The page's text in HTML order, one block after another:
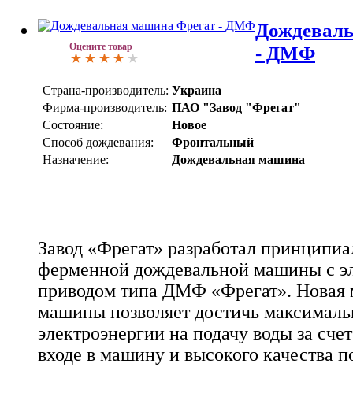
Оцените товар
- ДМФ
Страна-производитель: Украина
Фирма-производитель: ПАО "Завод "Фрегат"
Состояние:
Новое
Способ дождевания:
Фронтальный
Назначение:
Дождевальная машина
Завод «Фрегат» разработал
ферменной дождевальной машины с
приводом типа ДМФ «Фрегат». Новая
машины позволяет достичь
электроэнергии на подачу воды за
входе в машину и высокого качества